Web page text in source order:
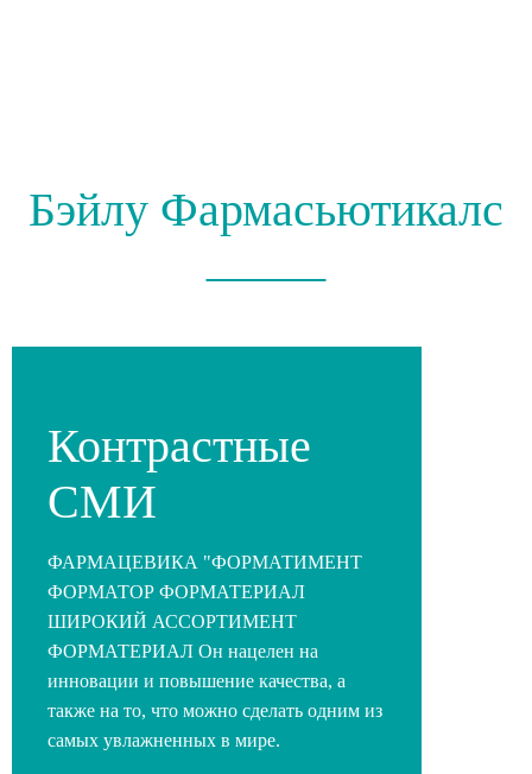
Бэйлу Фармасьютикалс
Контрастные
СМИ
ФАРМАЦЕВИКА "ФОРМАТИМЕНТ
ФОРМАТОР ФОРМАТЕРИАЛ
ШИРОКИЙ АССОРТИМЕНТ
ФОРМАТЕРИАЛ Он нацелен на
инновации и повышение качества, а
также на то, что можно сделать одним из
самых увлажненных в мире.